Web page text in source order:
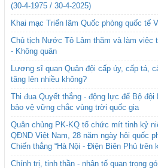
(30-4-1975 / 30-4-2025)
Khai mạc Triển lãm Quốc phòng quốc tế
Chủ tịch Nước Tô Lâm thăm và làm việc
- Không quân
Lương sĩ quan Quân đội cấp úy, cấp tá,
tăng lên nhiều không?
Thi đua Quyết thắng - động lực để Bộ đội
bảo vệ vững chắc vùng trời quốc gia
Quân chủng PK-KQ tổ chức mít tinh kỷ
QĐND Việt Nam, 28 năm ngày hội quốc
Chiến thắng “Hà Nội - Điện Biên Phủ trên
Chính trị, tinh thần - nhân tố quan trọng